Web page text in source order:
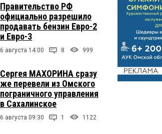
Правительство РФ
официально разрешило
продавать бензин Евро-2
и Евро-3
6 августа 14:00 8 999
Сергея МАХОРИНА сразу
же перевели из Омского
пограничного управления
в Сахалинское
6 августа 09:30 1 1122